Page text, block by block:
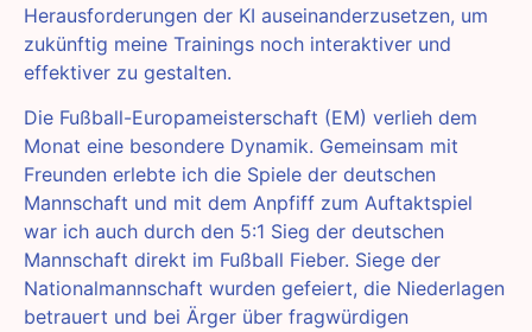
Herausforderungen der KI auseinanderzusetzen, um
zukünftig meine Trainings noch interaktiver und
effektiver zu gestalten.
Die Fußball-Europameisterschaft (EM) verlieh dem
Monat eine besondere Dynamik. Gemeinsam mit
Freunden erlebte ich die Spiele der deutschen
Mannschaft und mit dem Anpfiff zum Auftaktspiel
war ich auch durch den 5:1 Sieg der deutschen
Mannschaft direkt im Fußball Fieber. Siege der
Nationalmannschaft wurden gefeiert, die Niederlagen
betrauert und bei Ärger über fragwürdigen